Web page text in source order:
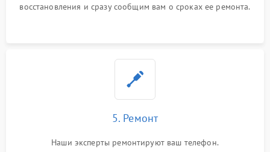
восстановления и сразу сообщим вам о сроках ее ремонта.
5. Ремонт
Наши эксперты ремонтируют ваш телефон.